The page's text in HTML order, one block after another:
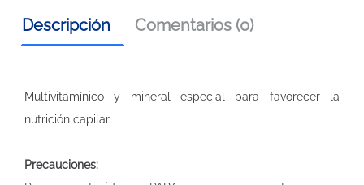
Descripción Comentarios (0)
Multivitamínico y mineral especial para favorecer la
nutrición capilar.
Precauciones: